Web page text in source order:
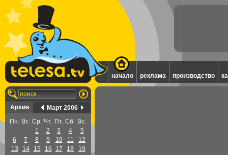
начало реклама производство
Архив
Март 2006
Пн. Вт. Ср. Чт. Пт. Сб. Вс.
1
2 3 4
5
6
7 8 9 10 11
12
13
14 15 16 17 18
19